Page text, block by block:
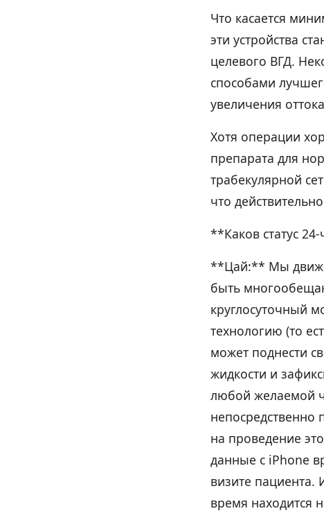
Что касается
эти устройства
целевого ВГД.
способами
увеличения
Хотя операции
препарата для
трабекулярной
что
**Каков статус
**Цай:** Мы
быть
круглосуточный
технологию (то
может поднести
жидкости и
любой желаемой
непосредственно
на проведение
данные с iPhone
визите пациента.
время находится